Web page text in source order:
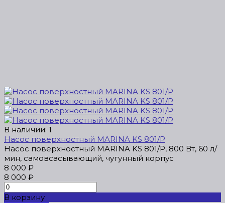
В наличии: 1
Насос поверхностный MARINA KS 801/P
Насос поверхностный MARINA KS 801/P, 800 Вт, 60 л/
мин, самовсасывающий, чугунный корпус
8 000 ₽
8 000 ₽
В корзину